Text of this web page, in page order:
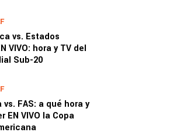
vs. Estados
VIVO: hora y TV del
Sub-20
FAS: a qué hora y
EN VIVO la Copa